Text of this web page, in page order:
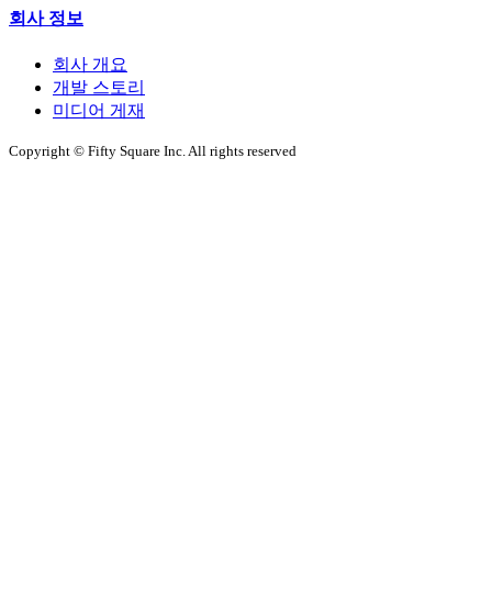
회사 정보
회사 개요
개발 스토리
미디어 게재
Copyright © Fifty Square Inc. All rights reserved